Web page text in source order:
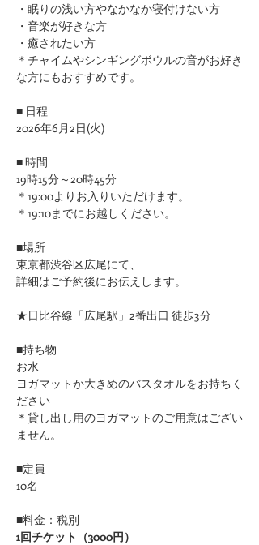
・眠りの浅い方やなかなか寝付けない方
​・音楽が好きな方
​・癒されたい方
＊チャイムやシンギングボウルの音がお好き
な方にもおすすめです。
■ 日程
2026年6月2日(火)
■ 時間
19時15分～20時45分
＊19:00よりお入りいただけます。
＊19:10までにお越しください。
■場所
東京都渋谷区広尾にて、
詳細はご予約後にお伝えします。
★日比谷線「広尾駅」2番出口 徒歩3分
■持ち物
お水
ヨガマットか大きめのバスタオルをお持ちく
ださい
＊貸し出し用のヨガマットのご用意はござい
ません。
■定員
10名
■料金：税別
1回チケット（3000円）